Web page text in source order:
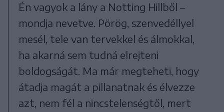
Én vagyok a lány a Notting Hillből –
mondja nevetve. Pörög, szenvedéllyel
mesél, tele van tervekkel és álmokkal,
ha akarná sem tudná elrejteni
boldogságát. Ma már megteheti, hogy
átadja magát a pillanatnak és élvezze
azt, nem fél a nincstelenségtől, mert